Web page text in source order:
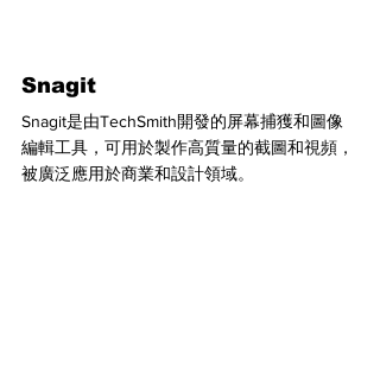
Snagit
Snagit是由TechSmith開發的屏幕捕獲和圖像
編輯工具，可用於製作高質量的截圖和視頻，
被廣泛應用於商業和設計領域。